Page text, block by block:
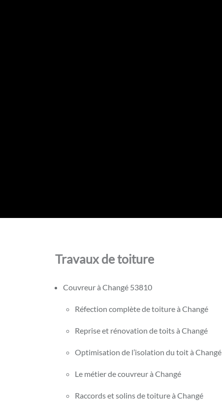
Travaux de toiture
Couvreur à Changé 53810
Réfection complète de toiture à Changé
Reprise et rénovation de toits à Changé
Optimisation de l’isolation du toit à Changé
Le métier de couvreur à Changé
Raccords et solins de toiture à Changé